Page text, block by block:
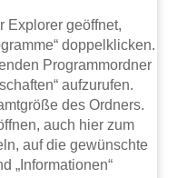
Explorer geöffnet,
doppelklicken.
Programmordner
aufzurufen.
des Ordners.
auch hier zum
auf die gewünschte
„Informationen“